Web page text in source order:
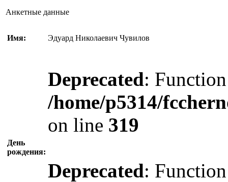
Анкетные данные
Имя: Эдуард Николаевич Чувилов
День
рождения:
Deprecated:
/home/p5314/
on line 319
Deprecated: